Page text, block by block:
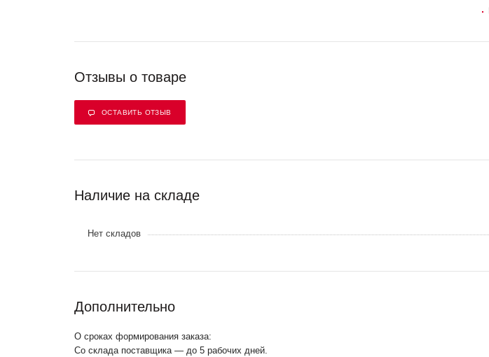
Отзывы о товаре
ОСТАВИТЬ ОТЗЫВ
Наличие на складе
Нет складов
Дополнительно
О сроках формирования заказа:
Со склада поставщика — до 5 рабочих дней.